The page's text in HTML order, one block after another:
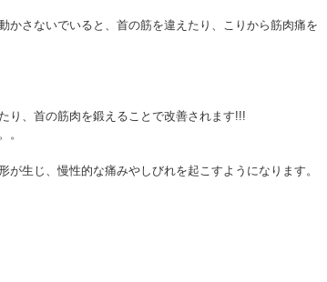
かさないでいると、首の筋を違えたり、こりから筋肉痛を
り、首の筋肉を鍛えることで改善されます!!!
。
生じ、慢性的な痛みやしびれを起こすようになります。